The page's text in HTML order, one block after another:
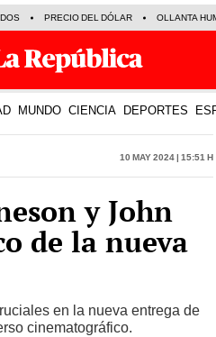
PRECIO DEL DÓLAR OLLANTA
MUNDO CIENCIA DEPORTES
10 May 2024 | 15:51 h
y John
de la nueva
en la nueva entrega de
cinematográfico.